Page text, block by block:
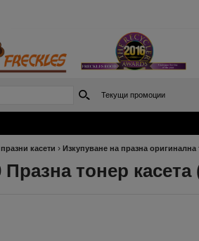
Текущи промоции
касети › Изкупуване на празна
Празна тонер